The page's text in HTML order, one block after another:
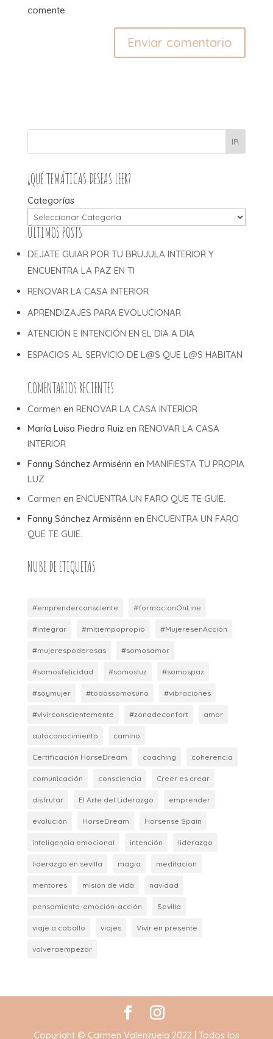
comente.
IR
¿QUÉ TEMÁTICAS DESEAS LEER?
Categorías
ÚLTIMOS POSTS
DEJATE GUIAR POR TU BRUJULA INTERIOR Y
ENCUENTRA LA PAZ EN TI
RENOVAR LA CASA INTERIOR
APRENDIZAJES PARA EVOLUCIONAR
ATENCIÓN E INTENCIÓN EN EL DIA A DIA
ESPACIOS AL SERVICIO DE L@S QUE L@S HABITAN
COMENTARIOS RECIENTES
Carmen en RENOVAR LA CASA INTERIOR
María Luisa Piedra Ruizen RENOVAR LA CASA
INTERIOR
Fanny Sánchez Armisénn en MANIFIESTA TU PROPIA
LUZ
Carmen en ENCUENTRA UN FARO QUE TE GUIE.
Fanny Sánchez Armisénn en ENCUENTRA UN FARO
QUE TE GUIE.
NUBE DE ETIQUETAS
#emprenderconsciente #formacionOnLine
#integrar #mitiempopropio #MujeresenAcción
#mujerespoderosas #somosamor
#somosfelicidad #somosluz #somospaz
#soymujer #todossomosuno #vibraciones
#vivirconscientemente #zonadeconfort amor
autoconocimiento camino
Certificación HorseDream coaching coherencia
comunicación consciencia Creer es crear
disfrutar El Arte del Liderazgo emprender
evolución HorseDream Horsense Spain
inteligencia emocional intención liderazgo
liderazgo en sevilla magia meditacion
mentores misión de vida navidad
pensamiento-emoción-acción Sevilla
viaje a caballo viajes Vivir en presente
volveraempezar
Copyright © Carmen Valenzuela 2022 | Todos los